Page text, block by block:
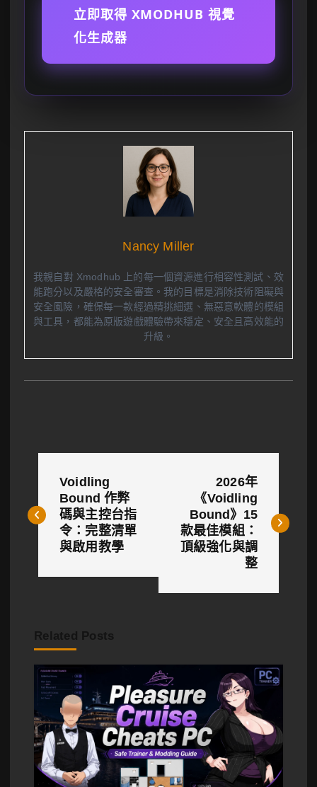
立即取得 XMODHUB 視覺
化生成器
Nancy Miller
我親自對 Xmodhub 上的每一個資源進行相容性測試、效
能跑分以及嚴格的安全審查。我的目標是消除技術阻礙與
安全風險，確保每一款經過精挑細選、無惡意軟體的模組
與工具，都能為原版遊戲體驗帶來穩定、安全且高效能的
升級。
導
Voidling
Bound 作弊
碼與主控台指
令：完整清單
與啟用教學
2026年
《Voidling
Bound》15
款最佳模組：
頂級強化與調
整
Related Posts